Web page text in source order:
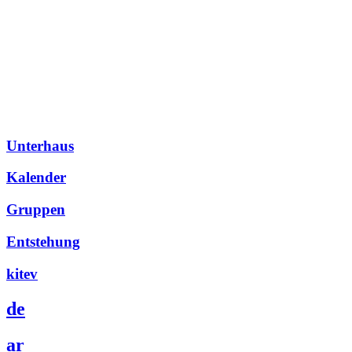
Unterhaus
Kalender
Gruppen
Entstehung
kitev
de
ar